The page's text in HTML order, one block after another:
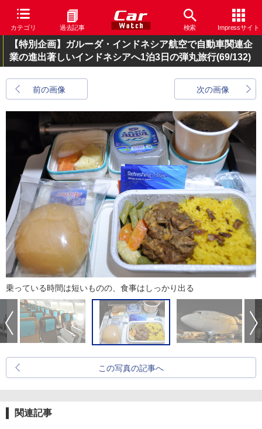
カテゴリ 過去記事 検索 Impressサイト
【特別企画】ガルーダ・インドネシア航空で自動車関連企
業の進出著しいインドネシアへ1泊3日の弾丸旅行(69/132)
前の画像 次の画像
乗っている時間は短いものの、食事はしっかり出る
この写真の記事へ
関連記事